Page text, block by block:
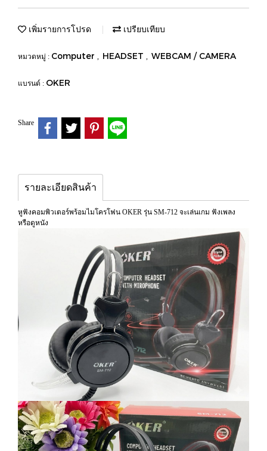
เพิ่มรายการโปรด เปรียบเทียบ
หมวดหมู่ : Computer , HEADSET , WEBCAM / CAMERA
แบรนด์ : OKER
Share
รายละเอียดสินค้า
หูฟังคอมพิวเตอร์พร้อมไมโครโฟน OKER รุ่น SM-712 จะเล่นเกม ฟังเพลง
หรือดูหนัง